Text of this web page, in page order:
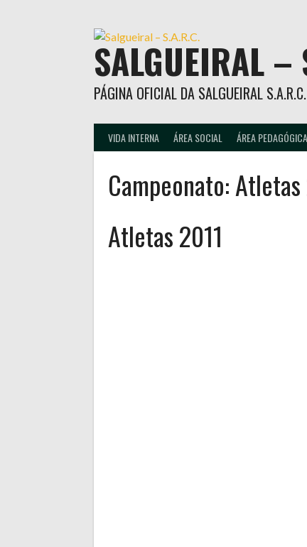
SALGUEIRAL –
PÁGINA OFICIAL DA SALGUEIRAL
VIDA INTERNA ÁREA SOCIAL ÁREA PEDAGÓGICA
Campeonato:Atletas
Atletas 2011